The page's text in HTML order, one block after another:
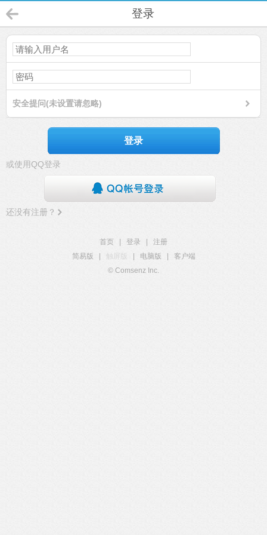
登录
安全提问(未设置请忽略)
登录
或使用QQ登录
还没有注册？
首页 登录
注册
简易版
触屏版 电脑版
客户端
© Comsenz Inc.